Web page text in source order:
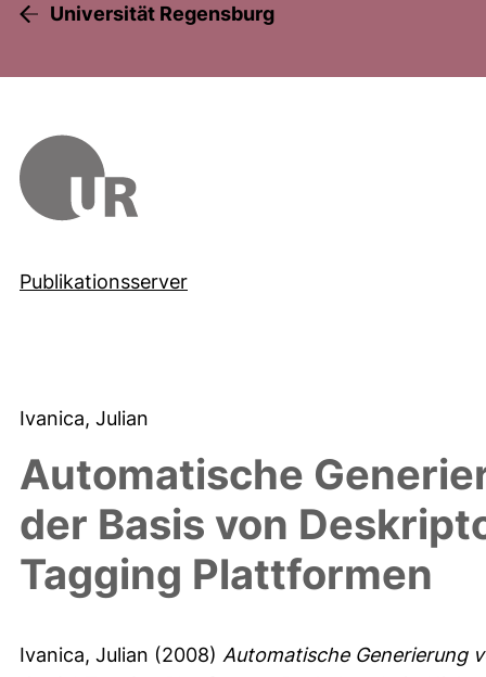
Universität Regensburg
Publikationsserver
Ivanica, Julian
Automatische
der Basis von
Tagging Plattformen
Ivanica, Julian (2008) Automatische Generierung